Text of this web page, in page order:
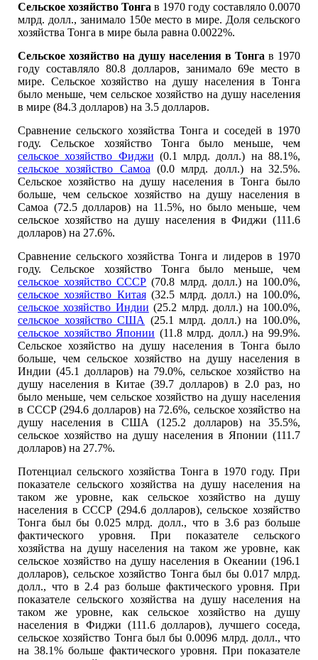
Сельское хозяйство Тонга в 1970 году составляло 0.0070
млрд. долл., занимало 150е место в мире. Доля сельского
хозяйства Тонга в мире была равна 0.0022%.
Сельское хозяйство на душу населения в Тонга в 1970
году составляло 80.8 долларов, занимало 69е место в
мире. Сельское хозяйство на душу населения в Тонга
было меньше, чем сельское хозяйство на душу населения
в мире (84.3 долларов) на 3.5 долларов.
Сравнение сельского хозяйства Тонга и соседей в 1970
году. Сельское хозяйство Тонга было меньше, чем
сельское хозяйство Фиджи (0.1 млрд. долл.) на 88.1%,
сельское хозяйство Самоа (0.0 млрд. долл.) на 32.5%.
Сельское хозяйство на душу населения в Тонга было
больше, чем сельское хозяйство на душу населения в
Самоа (72.5 долларов) на 11.5%, но было меньше, чем
сельское хозяйство на душу населения в Фиджи (111.6
долларов) на 27.6%.
Сравнение сельского хозяйства Тонга и лидеров в 1970
году. Сельское хозяйство Тонга было меньше, чем
сельское хозяйство СССР (70.8 млрд. долл.) на 100.0%,
сельское хозяйство Китая(32.5 млрд. долл.) на 100.0%,
сельское хозяйство Индии (25.2 млрд. долл.) на 100.0%,
сельское хозяйство США (25.1 млрд. долл.) на 100.0%,
сельское хозяйство Японии (11.8 млрд. долл.) на 99.9%.
Сельское хозяйство на душу населения в Тонга было
больше, чем сельское хозяйство на душу населения в
Индии (45.1 долларов) на 79.0%, сельское хозяйство на
душу населения в Китае (39.7 долларов) в 2.0 раз, но
было меньше, чем сельское хозяйство на душу населения
в СССР (294.6 долларов) на 72.6%, сельское хозяйство на
душу населения в США (125.2 долларов) на 35.5%,
сельское хозяйство на душу населения в Японии (111.7
долларов) на 27.7%.
Потенциал сельского хозяйства Тонга в 1970 году. При
показателе сельского хозяйства на душу населения на
таком же уровне, как сельское хозяйство на душу
населения в СССР (294.6 долларов), сельское хозяйство
Тонга был бы 0.025 млрд. долл., что в 3.6 раз больше
фактического уровня. При показателе сельского
хозяйства на душу населения на таком же уровне, как
сельское хозяйство на душу населения в Океании (196.1
долларов), сельское хозяйство Тонга был бы 0.017 млрд.
долл., что в 2.4 раз больше фактического уровня. При
показателе сельского хозяйства на душу населения на
таком же уровне, как сельское хозяйство на душу
населения в Фиджи (111.6 долларов), лучшего соседа,
сельское хозяйство Тонга был бы 0.0096 млрд. долл., что
на 38.1% больше фактического уровня. При показателе